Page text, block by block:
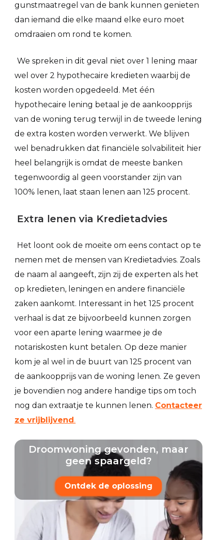
gunstmaatregel van de bank kunnen genieten
dan iemand die elke maand elke euro moet
omdraaien om rond te komen.
We spreken in dit geval niet over 1 lening maar
wel over 2 hypothecaire kredieten waarbij de
kosten worden opgedeeld. Met één
hypothecaire lening betaal je de aankoopprijs
van de woning terug terwijl in de tweede lening
de extra kosten worden verwerkt. We blijven
wel benadrukken dat financiële solvabiliteit hier
heel belangrijk is omdat de meeste banken
tegenwoordig al geen voorstander zijn van
100% lenen, laat staan lenen aan 125 procent.
Extra lenen via Kredietadvies
Het loont ook de moeite om eens contact op te
nemen met de mensen van Kredietadvies. Zoals
de naam al aangeeft, zijn zij de experten als het
op kredieten, leningen en andere financiële
zaken aankomt. Interessant in het 125 procent
verhaal is dat ze bijvoorbeeld kunnen zorgen
voor een aparte lening waarmee je de
notariskosten kunt betalen. Op deze manier
kom je al wel in de buurt van 125 procent van
de aankoopprijs van de woning lenen. Ze geven
je bovendien nog andere handige tips om toch
nog dan extraatje te kunnen lenen. Contacteer
ze vrijblijvend.
Droomwoning gevonden, maar
geen spaargeld?
Ontdek de oplossing